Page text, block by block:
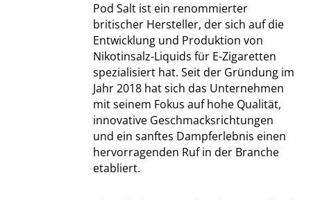
Pod Salt ist ein renommierter
britischer Hersteller, der sich auf die
Entwicklung und Produktion von
Nikotinsalz-Liquids für E-Zigaretten
spezialisiert hat. Seit der Gründung im
Jahr 2018 hat sich das Unternehmen
mit seinem Fokus auf hohe Qualität,
innovative Geschmacksrichtungen
und ein sanftes Dampferlebnis einen
hervorragenden Ruf in der Branche
etabliert.